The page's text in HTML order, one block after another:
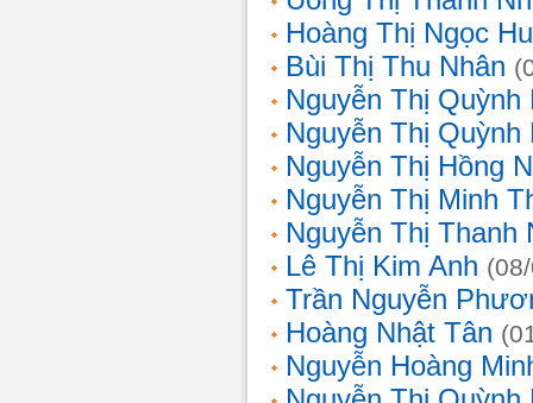
Hoàng Thị Ngọc
Bùi Thị Thu Nhân
Nguyễn Thị Quỳnh
Nguyễn Thị Quỳnh
Nguyễn Thị Hồng
Nguyễn Thị Minh
Nguyễn Thị Thanh
Lê Thị Kim Anh
Trần Nguyễn
Hoàng Nhật Tân
Nguyễn Hoàng